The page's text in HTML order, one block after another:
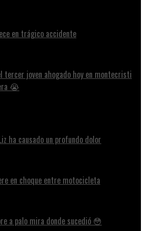
en trágico accidente
tercer joven ahogado hoy en montecristi
😭
ha causado un profundo dolor
en choque entre motocicleta
a palo mira donde sucedió 😳